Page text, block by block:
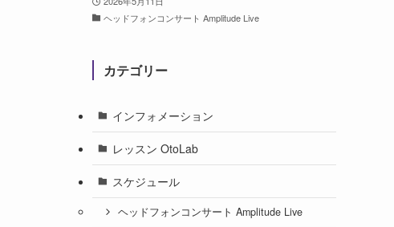
ヘッドフォンコンサート Amplitude Live
カテゴリー
インフォメーション
レッスン OtoLab
スケジュール
ヘッドフォンコンサート Amplitude Live